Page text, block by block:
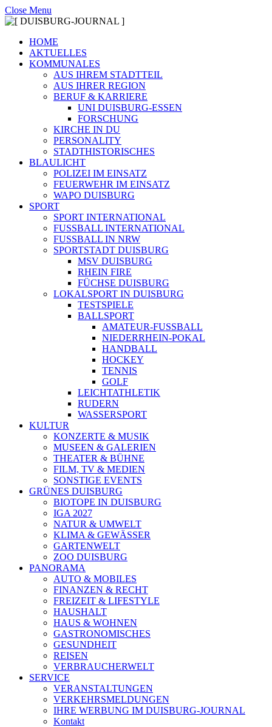
Close Menu
HOME
AKTUELLES
KOMMUNALES
AUS IHREM STADTTEIL
AUS IHRER REGION
BERUF & KARRIERE
UNI DUISBURG-ESSEN
FORSCHUNG
KIRCHE IN DU
PERSONALITY
STADTHISTORISCHES
BLAULICHT
POLIZEI IM EINSATZ
FEUERWEHR IM EINSATZ
WAPO DUISBURG
SPORT
SPORT INTERNATIONAL
FUSSBALL INTERNATIONAL
FUSSBALL IN NRW
SPORTSTADT DUISBURG
MSV DUISBURG
RHEIN FIRE
FÜCHSE DUISBURG
LOKALSPORT IN DUISBURG
TESTSPIELE
BALLSPORT
AMATEUR-FUSSBALL
NIEDERRHEIN-POKAL
HANDBALL
HOCKEY
TENNIS
GOLF
LEICHTATHLETIK
RUDERN
WASSERSPORT
KULTUR
KONZERTE & MUSIK
MUSEEN & GALERIEN
THEATER & BÜHNE
FILM, TV & MEDIEN
SONSTIGE EVENTS
GRÜNES DUISBURG
BIOTOPE IN DUISBURG
IGA 2027
NATUR & UMWELT
KLIMA & GEWÄSSER
GARTENWELT
ZOO DUISBURG
PANORAMA
AUTO & MOBILES
FINANZEN & RECHT
FREIZEIT & LIFESTYLE
HAUSHALT
HAUS & WOHNEN
GASTRONOMISCHES
GESUNDHEIT
REISEN
VERBRAUCHERWELT
SERVICE
VERANSTALTUNGEN
VERKEHRSMELDUNGEN
IHRE WERBUNG IM DUISBURG-JOURNAL
Kontakt